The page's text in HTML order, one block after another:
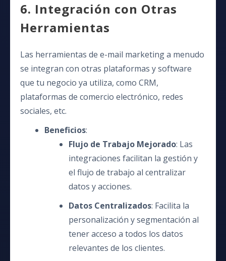
6. Integración con Otras
Herramientas
Las herramientas de e-mail marketing a menudo
se integran con otras plataformas y software
que tu negocio ya utiliza, como CRM,
plataformas de comercio electrónico, redes
sociales, etc.
Beneficios:
Flujo de Trabajo Mejorado: Las
integraciones facilitan la gestión y
el flujo de trabajo al centralizar
datos y acciones.
Datos Centralizados: Facilita la
personalización y segmentación al
tener acceso a todos los datos
relevantes de los clientes.